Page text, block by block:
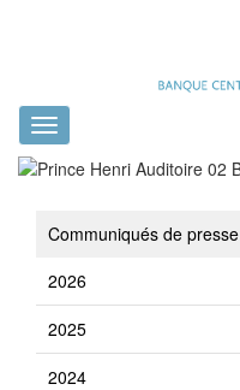
Toggle
navigation
Communiqués de presse
2026
2025
2024